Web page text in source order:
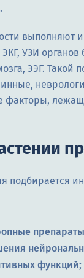
выполняют
ЭКГ, УЗИ
ЭЭГ. Такой
факторы,
подбирается
функций;